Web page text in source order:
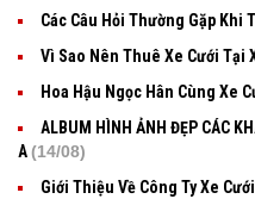
Các Câu Hỏi Thường Gặp Khi
Vì Sao Nên Thuê Xe Cưới Tại
Hoa Hậu Ngọc Hân Cùng Xe
ALBUM HÌNH ẢNH ĐẸP CÁC
A(14/08)
Giới Thiệu Về Công Ty Xe